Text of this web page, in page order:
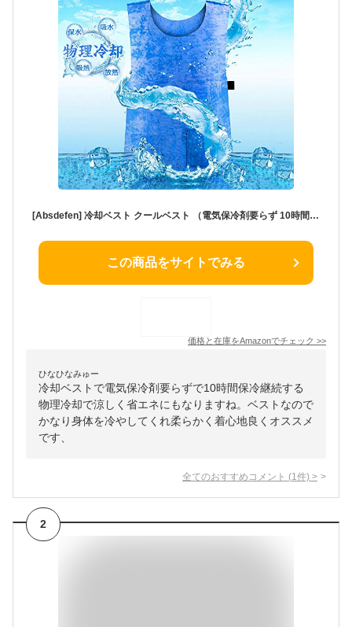
[Absdefen] 冷却ベスト クールベスト （電気保冷剤要らず 10時間保冷継続） 物理冷却 熱中症対策 夏フェス ひんやり作業着 夏冷感作業服 運動会観戦 屋外/農作業/スポーツ/運動会/登山/お釣り/工事現場 軽量 涼しい 冷たい 柔らかい 男女兼用
この商品をサイトでみる
価格と在庫をAmazonでチェック >>
ひなひなみゅー
冷却ベストで電気保冷剤要らずで10時間保冷継続する
物理冷却で涼しく省エネにもなりますね。ベストなので
かなり身体を冷やしてくれ柔らかく着心地良くオススメ
です、
全てのおすすめコメント (1 件) >
2